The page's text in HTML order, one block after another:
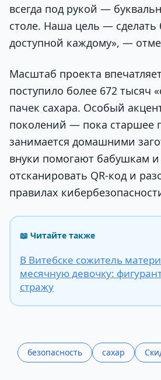
всегда под рукой —
столе. Наша цель — сделать
доступной каждому», —
Масштаб проекта
поступило более 672 тысяч
пачек сахара. Особый
поколений — пока старшее
занимается домашними
внуки помогают бабушкам
отсканировать QR-код и
правилах
📖 Читайте также
В Витебске сожитель
месячную девочку:
стражу
безопасность сахар